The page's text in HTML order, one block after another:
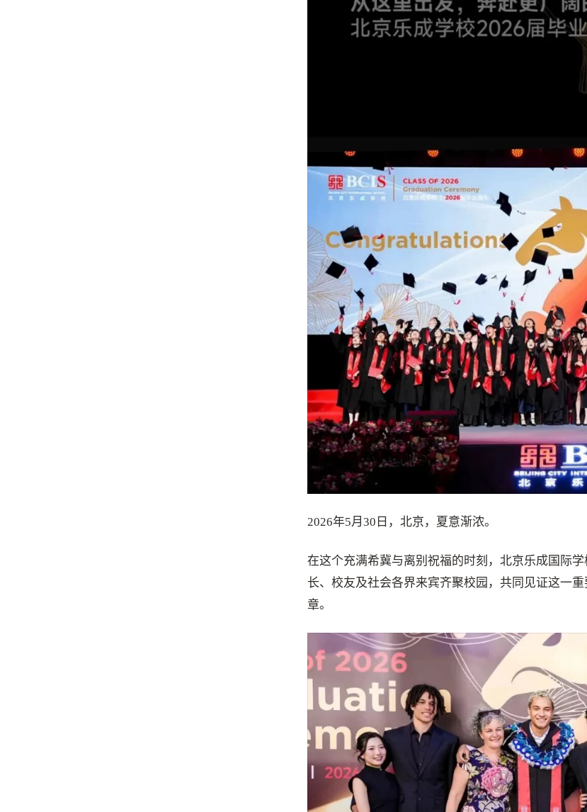
2026年5月30日，北京，夏意渐浓。
在这个充满希冀与离别祝福的时刻，北京乐成国际
长、校友及社会各界来宾齐聚校园，共同见证这一
章。